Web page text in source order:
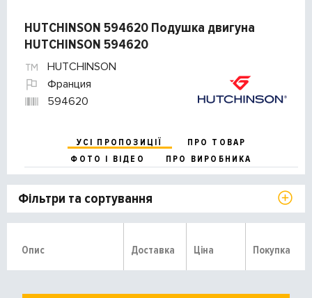
HUTCHINSON 594620 Подушка двигуна
HUTCHINSON 594620
HUTCHINSON
Франция
594620
УСІ ПРОПОЗИЦІЇ
ПРО ТОВАР
ФОТО І ВІДЕО
ПРО ВИРОБНИКА
Фільтри та сортування
Опис Доставка Ціна Покупка